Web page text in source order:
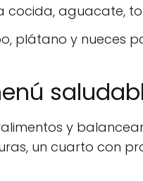
cocida, aguacate,
plátano y nueces
y
un cuarto con